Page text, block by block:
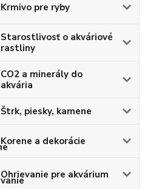
Krmivo pre ryby
Starostlivosť o akváriové
rastliny
CO2 a minerály do
akvária
Štrk, piesky, kamene
Korene a dekorácie
Ohrievanie pre akvárium